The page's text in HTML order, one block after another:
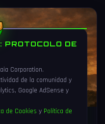
PROTOCOLO DE
Corporation.
de la comunidad y
Google AdSense y
de Cookies y Política de